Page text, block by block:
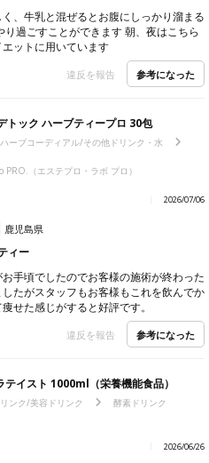
、牛乳と混ぜるとお腹にしっかり溜まる
過ごすことができます 朝、夜はこちら
ットに用いています
違反を報告 参考になった
トック ハーブティープロ 30包
ーブコーディアル/その他ドリンク・水
PRO.（エステプロ・ラボ プロ）
2026/07/06
鹿児島県
ィー
手頃でしたのでお客様の施術が終わった
たがスタッフもお客様もこれを飲んでか
せた感じがすると好評です。
違反を報告 参考になった
テイスト 1000ml（栄養機能食品）
ンク/美容ドリンク
酵素ドリンク
2026/06/26